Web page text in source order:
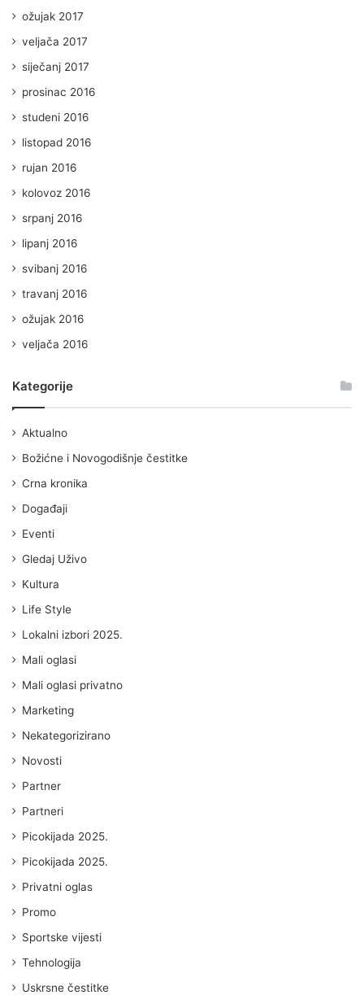
ožujak 2017
veljača 2017
siječanj 2017
prosinac 2016
studeni 2016
listopad 2016
rujan 2016
kolovoz 2016
srpanj 2016
lipanj 2016
svibanj 2016
travanj 2016
ožujak 2016
veljača 2016
Kategorije
Aktualno
Božićne i Novogodišnje čestitke
Crna kronika
Događaji
Eventi
Gledaj Uživo
Kultura
Life Style
Lokalni izbori 2025.
Mali oglasi
Mali oglasi privatno
Marketing
Nekategorizirano
Novosti
Partner
Partneri
Picokijada 2025.
Picokijada 2025.
Privatni oglas
Promo
Sportske vijesti
Tehnologija
Uskrsne čestitke